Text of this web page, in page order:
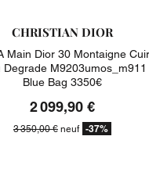
CHRISTIAN DIOR
Main Dior 30 Montaigne Cuir
Degrade M9203umos_m911
Blue Bag 3350€
2 099,90 €
3 350,00 € neuf -37%